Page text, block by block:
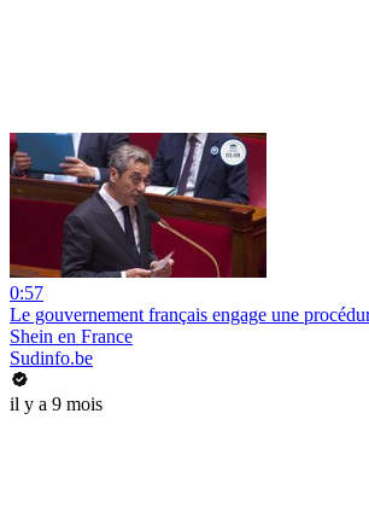
0:57
Le gouvernement français engage une
Shein en France
Sudinfo.be
il y a 9 mois